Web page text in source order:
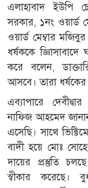
এলাহাবাদ ইউপি
সরকার, ১নং ওয়ার্ড
ওয়ার্ড মেম্বার
ধর্ষককে
করে বলেন,
আসবে। তারা
এব্যাপারে
নাফিজ আহমেদ
এসেছি। সাথে
বাদী হয়ে মোঃ
দায়ের প্রস্তুতি
স্বীকার করেছে।